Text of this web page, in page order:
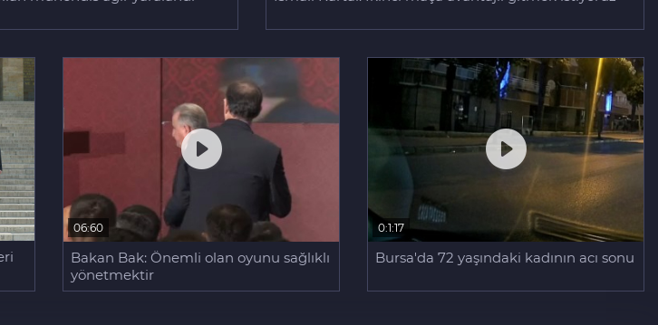
06:60
Bakan Bak: Önemli olan oyunu sağlıklı
yönetmektir
0:1:17
Bursa'da 72 yaşındaki kadının acı sonu